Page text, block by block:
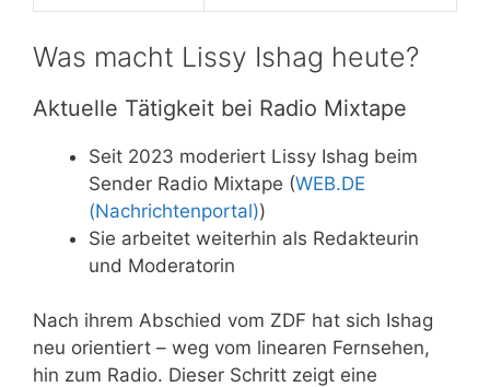
Was macht Lissy Ishag heute?
Aktuelle Tätigkeit bei Radio Mixtape
Seit 2023 moderiert Lissy Ishag beim
Sender Radio Mixtape (WEB.DE
(Nachrichtenportal))
Sie arbeitet weiterhin als Redakteurin
und Moderatorin
Nach ihrem Abschied vom ZDF hat sich Ishag
neu orientiert – weg vom linearen Fernsehen,
hin zum Radio. Dieser Schritt zeigt eine